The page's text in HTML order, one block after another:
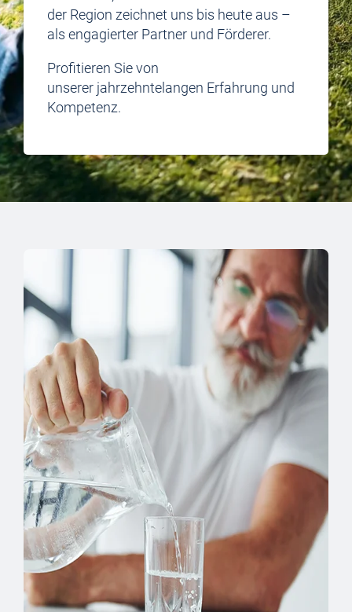
der Region zeichnet uns bis heute aus –
als engagierter Partner und Förderer.
Profitieren Sie von
unserer jahrzehntelangen Erfahrung und
Kompetenz.